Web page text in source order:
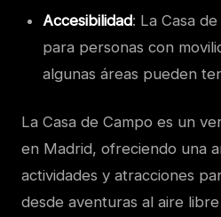
Accesibilidad: La Casa
para personas con
algunas áreas pueden
La Casa de Campo es un
en Madrid, ofreciendo una
actividades y atracciones
desde aventuras al aire